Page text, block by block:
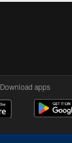
Download apps